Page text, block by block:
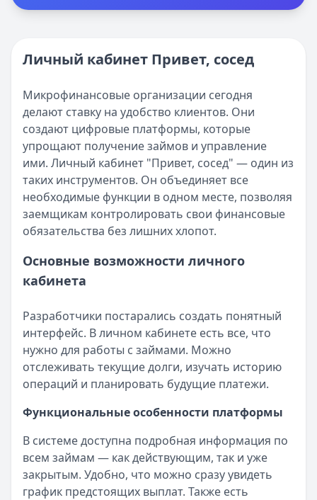
Личный кабинет Привет, сосед
Микрофинансовые организации сегодня
делают ставку на удобство клиентов. Они
создают цифровые платформы, которые
упрощают получение займов и управление
ими. Личный кабинет "Привет, сосед" — один из
таких инструментов. Он объединяет все
необходимые функции в одном месте, позволяя
заемщикам контролировать свои финансовые
обязательства без лишних хлопот.
Основные возможности личного
кабинета
Разработчики постарались создать понятный
интерфейс. В личном кабинете есть все, что
нужно для работы с займами. Можно
отслеживать текущие долги, изучать историю
операций и планировать будущие платежи.
Функциональные особенности платформы
В системе доступна подробная информация по
всем займам — как действующим, так и уже
закрытым. Удобно, что можно сразу увидеть
график предстоящих выплат. Также есть